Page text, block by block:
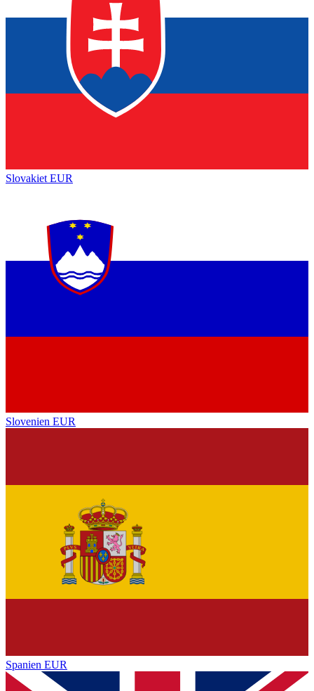
Slovakiet EUR
Slovenien EUR
Spanien EUR